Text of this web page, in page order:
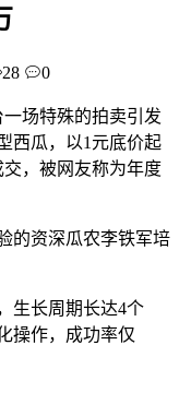
28 0
场特殊的拍卖引发
西瓜，以1元底价起
，被网友称为年度
的资深瓜农李铁军培
生长周期长达4个
操作，成功率仅